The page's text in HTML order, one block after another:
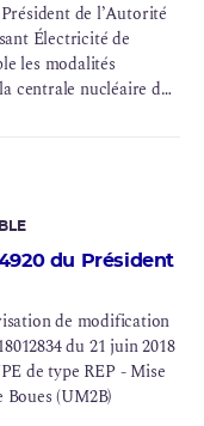
de l’Autorité
Électricité de
les modalités
centrale nucléaire du
du Président
de modification
du 21 juin 2018
de type REP- Mise
(UM2B)